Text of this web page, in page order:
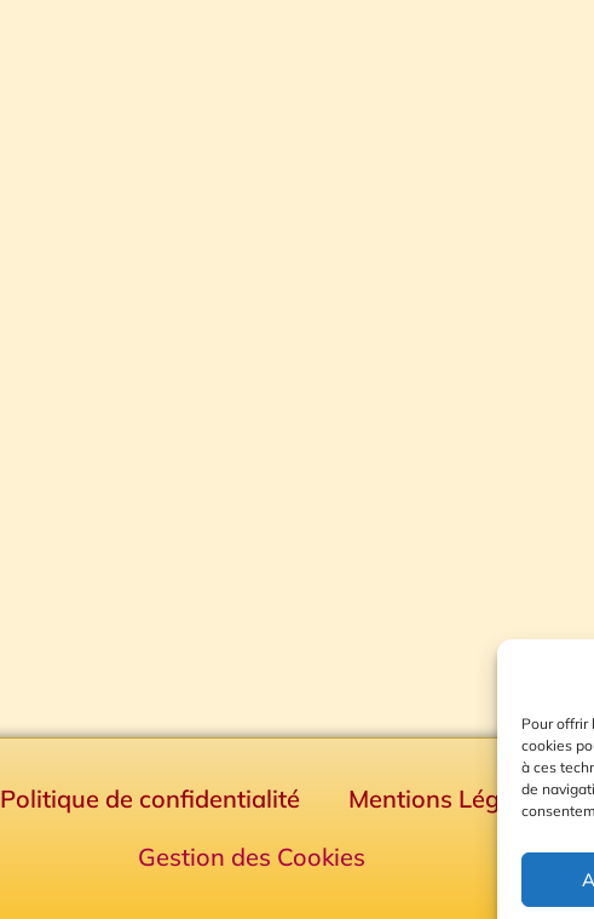
Pour offrir
cookies
à ces
de
Politique de confidentialité Mentions Légales
Gestion des Cookies